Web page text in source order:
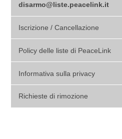
disarmo@liste.peacelink.it
Iscrizione / Cancellazione
Policy delle liste di PeaceLink
Informativa sulla privacy
Richieste di rimozione